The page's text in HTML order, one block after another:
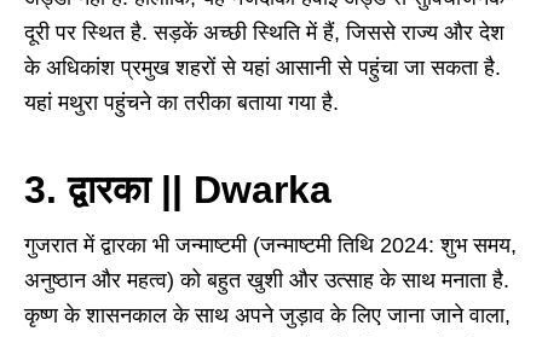
दूरी पर स्थित है. सड़कें अच्छी स्थिति में हैं, जिससे राज्य और देश
के अधिकांश प्रमुख शहरों से यहां आसानी से पहुंचा जा सकता है.
यहां मथुरा पहुंचने का तरीका बताया गया है.
3. द्वारका || Dwarka
गुजरात में द्वारका भी जन्माष्टमी (जन्माष्टमी तिथि 2024: शुभ समय,
अनुष्ठान और महत्व) को बहुत खुशी और उत्साह के साथ मनाता है.
कृष्ण के शासनकाल के साथ अपने जुड़ाव के लिए जाना जाने वाला,